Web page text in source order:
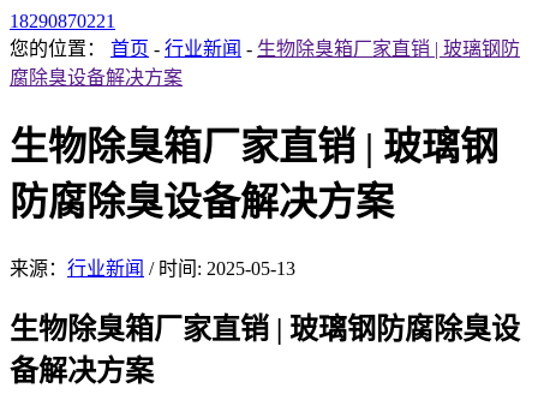
18290870221
您的位置： 首页 - 行业新闻 - 生物除臭箱厂家直销 | 玻璃钢防
腐除臭设备解决方案
生物除臭箱厂家直销 | 玻璃钢
防腐除臭设备解决方案
来源： 行业新闻 / 时间: 2025-05-13
生物除臭箱厂家直销 | 玻璃钢防腐除臭设
备解决方案